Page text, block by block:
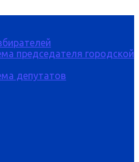
председателя городской
депутатов